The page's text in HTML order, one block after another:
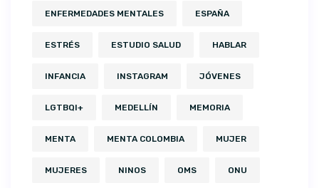
ENFERMEDADES MENTALES ESPAÑA
ESTRÉS ESTUDIO SALUD HABLAR
INFANCIA INSTAGRAM JÓVENES
LGTBQI+ MEDELLÍN MEMORIA
MENTA MENTA COLOMBIA MUJER
MUJERES NINOS OMS ONU